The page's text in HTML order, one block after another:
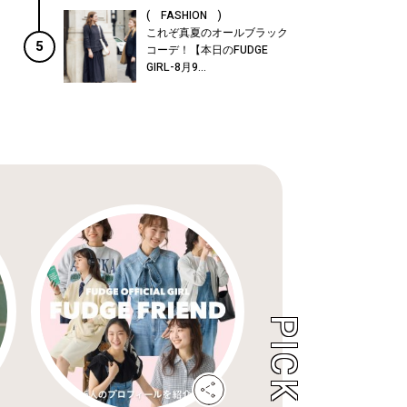
5
( FASHION )
これぞ真夏のオールブラック
コーデ！【本日のFUDGE
GIRL-8月9...